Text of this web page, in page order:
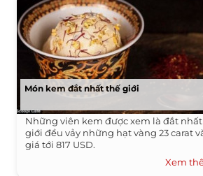
Món kem đắt nhất thế giới
Những viên kem được xem là đắt
giới đều vảy những hạt vàng 23 carat
giá tới 817 USD.
Xem